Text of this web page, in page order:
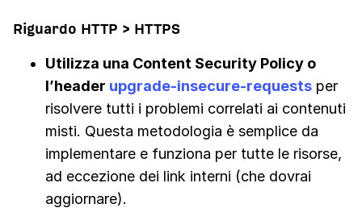
Riguardo HTTP > HTTPS
Utilizza una Content Security Policy o
l’header upgrade-insecure-requests per
risolvere tutti i problemi correlati ai contenuti
misti. Questa metodologia è semplice da
implementare e funziona per tutte le risorse,
ad eccezione dei link interni (che dovrai
aggiornare).